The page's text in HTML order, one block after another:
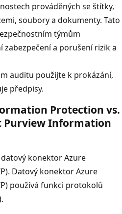
prováděných se štítky,
soubory a dokumenty. Tato
týmům
a porušení rizik a
auditu použijte k prokázání,
předpisy.
Protection vs.
Information
konektor Azure
Datový konektor Azure
používá funkci protokolů